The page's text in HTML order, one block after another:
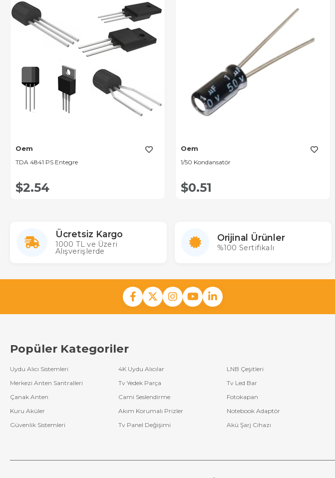
Oem
TDA 4841 PS Entegre
$2.54
Oem
1/50 Kondansatör
$0.51
Ücretsiz Kargo
1000 TL ve Üzeri
Alışverişlerde
Orijinal Ürünler
%100 Sertifikalı
Popüler Kategoriler
Uydu Alıcı Sistemleri 4K Uydu Alıcılar LNB Çeşitleri
Merkezi Anten Santralleri
Tv Yedek Parça Tv Led Bar
Çanak Anten
Cami Seslendirme Fotokapan
Kuru Aküler
Akım Korumalı Prizler Notebook Adaptör
Güvenlik Sistemleri
Tv Panel Değişimi Akü Şarj Cihazı